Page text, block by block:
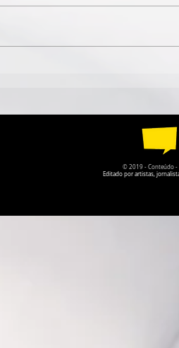
O
© 2019 - Conteúdo -
Editado por artistas,